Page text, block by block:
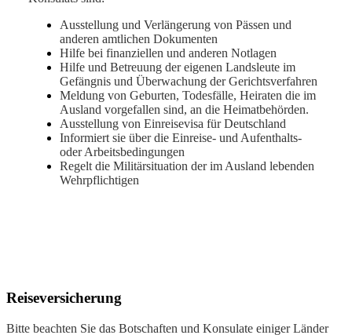
Ausstellung und Verlängerung von Pässen und
anderen amtlichen Dokumenten
Hilfe bei finanziellen und anderen Notlagen
Hilfe und Betreuung der eigenen Landsleute im
Gefängnis und Überwachung der Gerichtsverfahren
Meldung von Geburten, Todesfälle, Heiraten die im
Ausland vorgefallen sind, an die Heimatbehörden.
Ausstellung von Einreisevisa für Deutschland
Informiert sie über die Einreise- und Aufenthalts-
oder Arbeitsbedingungen
Regelt die Militärsituation der im Ausland lebenden
Wehrpflichtigen
Reiseversicherung
Bitte beachten Sie das Botschaften und Konsulate einiger Länder